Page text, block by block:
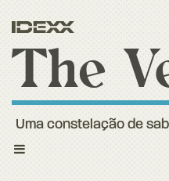
Toggle
Uma constelação de